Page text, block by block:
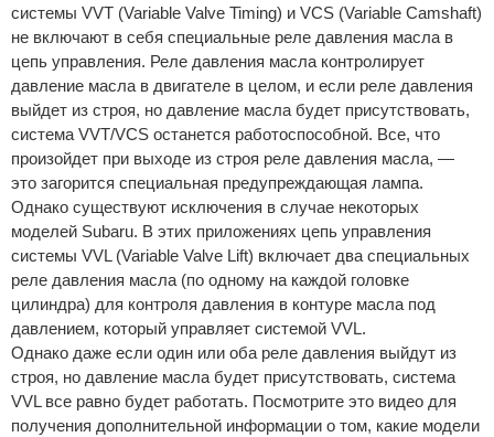
системы VVT (Variable Valve Timing) и VCS (Variable Camshaft)
не включают в себя специальные реле давления масла в
цепь управления. Реле давления масла контролирует
давление масла в двигателе в целом, и если реле давления
выйдет из строя, но давление масла будет присутствовать,
система VVT/VCS останется работоспособной. Все, что
произойдет при выходе из строя реле давления масла, —
это загорится специальная предупреждающая лампа.
Однако существуют исключения в случае некоторых
моделей Subaru. В этих приложениях цепь управления
системы VVL (Variable Valve Lift) включает два специальных
реле давления масла (по одному на каждой головке
цилиндра) для контроля давления в контуре масла под
давлением, который управляет системой VVL.
Однако даже если один или оба реле давления выйдут из
строя, но давление масла будет присутствовать, система
VVL все равно будет работать. Посмотрите это видео для
получения дополнительной информации о том, какие модели